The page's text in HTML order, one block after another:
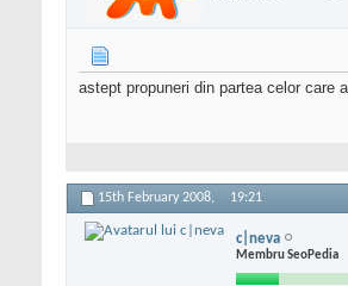
astept propuneri din partea celor care
15th February 2008, 19:21
c|neva
Membru SeoPedia